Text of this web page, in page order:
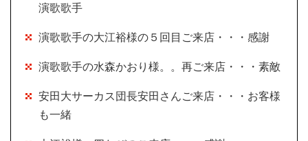
演歌歌手
演歌歌手の大江裕様の５回目ご来店・・・感謝
演歌歌手の水森かおり様。。再ご来店・・・素敵
安田大サーカス団長安田さんご来店・・・お客様
も一緒